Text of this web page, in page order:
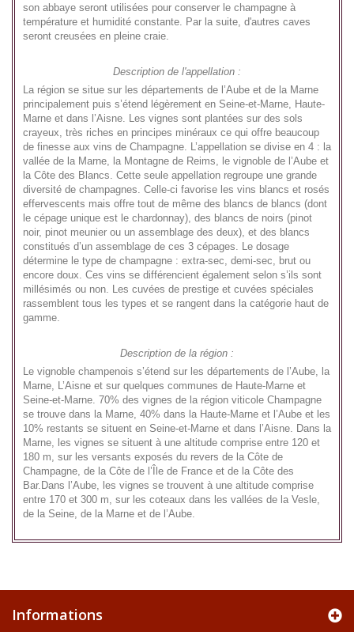
son abbaye seront utilisées pour conserver le champagne à
température et humidité constante. Par la suite, d'autres caves
seront creusées en pleine craie.
Description de l'appellation :
La région se situe sur les départements de l’Aube et de la Marne
principalement puis s’étend légèrement en Seine-et-Marne, Haute-
Marne et dans l’Aisne. Les vignes sont plantées sur des sols
crayeux, très riches en principes minéraux ce qui offre beaucoup
de finesse aux vins de Champagne. L’appellation se divise en 4 : la
vallée de la Marne, la Montagne de Reims, le vignoble de l’Aube et
la Côte des Blancs. Cette seule appellation regroupe une grande
diversité de champagnes. Celle-ci favorise les vins blancs et rosés
effervescents mais offre tout de même des blancs de blancs (dont
le cépage unique est le chardonnay), des blancs de noirs (pinot
noir, pinot meunier ou un assemblage des deux), et des blancs
constitués d’un assemblage de ces 3 cépages. Le dosage
détermine le type de champagne : extra-sec, demi-sec, brut ou
encore doux. Ces vins se différencient également selon s’ils sont
millésimés ou non. Les cuvées de prestige et cuvées spéciales
rassemblent tous les types et se rangent dans la catégorie haut de
gamme.
Description de la région :
Le vignoble champenois s’étend sur les départements de l’Aube, la
Marne, L’Aisne et sur quelques communes de Haute-Marne et
Seine-et-Marne. 70% des vignes de la région viticole Champagne
se trouve dans la Marne, 40% dans la Haute-Marne et l’Aube et les
10% restants se situent en Seine-et-Marne et dans l’Aisne. Dans la
Marne, les vignes se situent à une altitude comprise entre 120 et
180 m, sur les versants exposés du revers de la Côte de
Champagne, de la Côte de l’Île de France et de la Côte des
Bar.Dans l’Aube, les vignes se trouvent à une altitude comprise
entre 170 et 300 m, sur les coteaux dans les vallées de la Vesle,
de la Seine, de la Marne et de l’Aube.
Informations